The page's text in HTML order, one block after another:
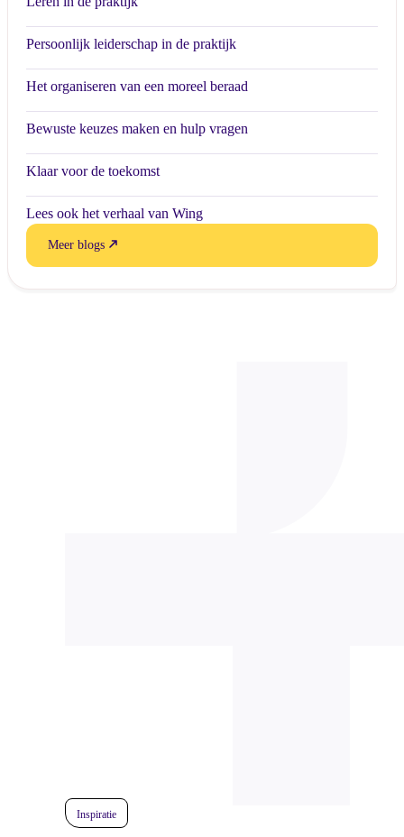
Persoonlijk leiderschap in de praktijk
Het organiseren van een moreel beraad
Bewuste keuzes maken en hulp vragen
Klaar voor de toekomst
Lees ook het verhaal van Wing
Meer blogs
Inspiratie